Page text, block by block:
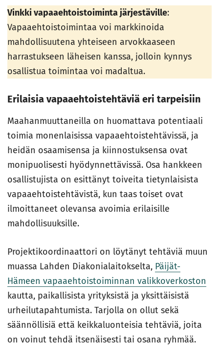
Vinkki vapaaehtoistoiminta järjestäville:
Vapaaehtoistoimintaa voi markkinoida
mahdollisuutena yhteiseen arvokkaaseen
harrastukseen läheisen kanssa, jolloin kynnys
osallistua toimintaa voi madaltua.
Erilaisia vapaaehtoistehtäviä eri tarpeisiin
Maahanmuuttaneilla on huomattava potentiaali
toimia monenlaisissa vapaaehtoistehtävissä, ja
heidän osaamisensa ja kiinnostuksensa ovat
monipuolisesti hyödynnettävissä. Osa hankkeen
osallistujista on esittänyt toiveita tietynlaisista
vapaaehtoistehtävistä, kun taas toiset ovat
ilmoittaneet olevansa avoimia erilaisille
mahdollisuuksille.
Projektikoordinaattori on löytänyt tehtäviä muun
muassa Lahden Diakonialaitokselta, Päijät-
Hämeen vapaaehtoistoiminnan valikkoverkoston
kautta, paikallisista yrityksistä ja yksittäisistä
urheilutapahtumista. Tarjolla on ollut sekä
säännöllisiä että keikkaluonteisia tehtäviä, joita
on voinut tehdä itsenäisesti tai osana ryhmää.